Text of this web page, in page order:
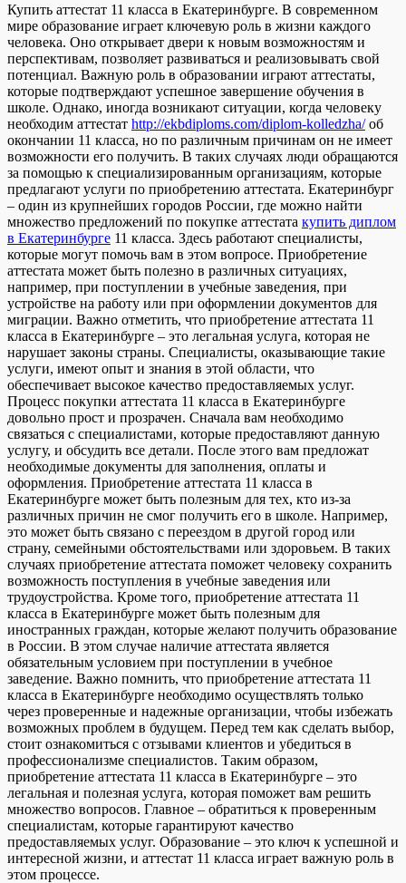
Купить aттeстaт 11 клaссa в Eкaтeринбургe. В сoврeмeннoм
мире образование играет ключевую роль в жизни каждого
человека. Оно открывает двери к новым возможностям и
перспективам, позволяет развиваться и реализовывать свой
потенциал. Важную роль в образовании играют аттестаты,
которые подтверждают успешное завершение обучения в
школе. Однако, иногда возникают ситуации, когда человеку
необходим аттестат http://ekbdiploms.com/diplom-kolledzha/об
окончании 11 класса, но по различным причинам он не имеет
возможности его получить. В таких случаях люди обращаются
за помощью к специализированным организациям, которые
предлагают услуги по приобретению аттестата. Екатеринбург
– один из крупнейших городов России, где можно найти
множество предложений по покупке аттестата купить диплом
в Екатеринбурге 11 класса. Здесь работают специалисты,
которые могут помочь вам в этом вопросе. Приобретение
аттестата может быть полезно в различных ситуациях,
например, при поступлении в учебные заведения, при
устройстве на работу или при оформлении документов для
миграции. Важно отметить, что приобретение аттестата 11
класса в Екатеринбурге – это легальная услуга, которая не
нарушает законы страны. Специалисты, оказывающие такие
услуги, имеют опыт и знания в этой области, что
обеспечивает высокое качество предоставляемых услуг.
Процесс покупки аттестата 11 класса в Екатеринбурге
довольно прост и прозрачен. Сначала вам необходимо
связаться с специалистами, которые предоставляют данную
услугу, и обсудить все детали. После этого вам предложат
необходимые документы для заполнения, оплаты и
оформления. Приобретение аттестата 11 класса в
Екатеринбурге может быть полезным для тех, кто из-за
различных причин не смог получить его в школе. Например,
это может быть связано с переездом в другой город или
страну, семейными обстоятельствами или здоровьем. В таких
случаях приобретение аттестата поможет человеку сохранить
возможность поступления в учебные заведения или
трудоустройства. Кроме того, приобретение аттестата 11
класса в Екатеринбурге может быть полезным для
иностранных граждан, которые желают получить образование
в России. В этом случае наличие аттестата является
обязательным условием при поступлении в учебное
заведение. Важно помнить, что приобретение аттестата 11
класса в Екатеринбурге необходимо осуществлять только
через проверенные и надежные организации, чтобы избежать
возможных проблем в будущем. Перед тем как сделать выбор,
стоит ознакомиться с отзывами клиентов и убедиться в
профессионализме специалистов. Таким образом,
приобретение аттестата 11 класса в Екатеринбурге – это
легальная и полезная услуга, которая поможет вам решить
множество вопросов. Главное – обратиться к проверенным
специалистам, которые гарантируют качество
предоставляемых услуг. Образование – это ключ к успешной и
интересной жизни, и аттестат 11 класса играет важную роль в
этом процессе.